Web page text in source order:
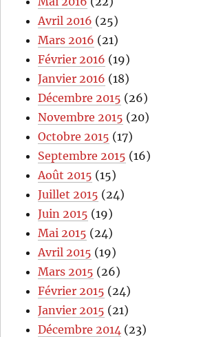
Avril 2016 (25)
Mars 2016 (21)
Février 2016 (19)
Janvier 2016 (18)
Décembre 2015 (26)
Novembre 2015 (20)
Octobre 2015 (17)
Septembre 2015 (16)
Août 2015 (15)
Juillet 2015 (24)
Juin 2015 (19)
Mai 2015 (24)
Avril 2015 (19)
Mars 2015 (26)
Février 2015 (24)
Janvier 2015 (21)
Décembre 2014 (23)